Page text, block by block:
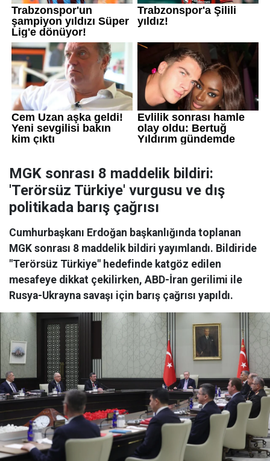
MGK sonrası 8 maddelik bildiri:
'Terörsüz Türkiye' vurgusu ve dış
politikada barış çağrısı
Cumhurbaşkanı Erdoğan başkanlığında toplanan
MGK sonrası 8 maddelik bildiri yayımlandı. Bildiride
"Terörsüz Türkiye" hedefinde katgöz edilen
mesafeye dikkat çekilirken, ABD-İran gerilimi ile
Rusya-Ukrayna savaşı için barış çağrısı yapıldı.